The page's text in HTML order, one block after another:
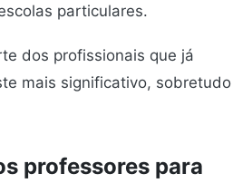
particulares.
dos profissionais que já
mais significativo, sobretudo
professores para